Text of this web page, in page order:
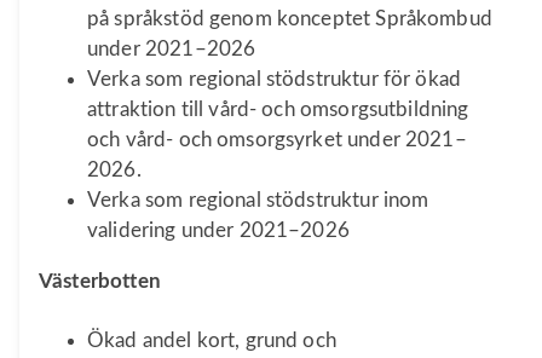
på språkstöd genom konceptet Språkombud
under 2021–2026
Verka som regional stödstruktur för ökad
attraktion till vård- och omsorgsutbildning
och vård- och omsorgsyrket under 2021–
2026.
Verka som regional stödstruktur inom
validering under 2021–2026
Västerbotten
Ökad andel kort, grund och